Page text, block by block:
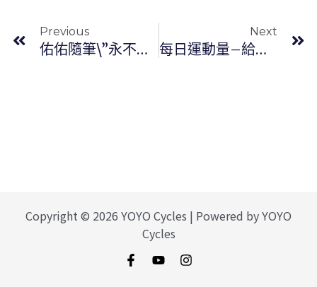
Previous
佑佑隨筆\”永不放棄\”
Next
每日運動量–給自己的最佳禮物(請幫忙點右邊BolggerAds 廣告)
Copyright © 2026 YOYO Cycles | Powered by YOYO
Cycles